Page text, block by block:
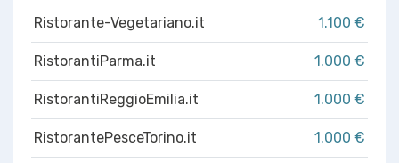
Ristorante-Vegetariano.it 1.100 €
RistorantiParma.it 1.000 €
RistorantiReggioEmilia.it 1.000 €
RistorantePesceTorino.it 1.000 €